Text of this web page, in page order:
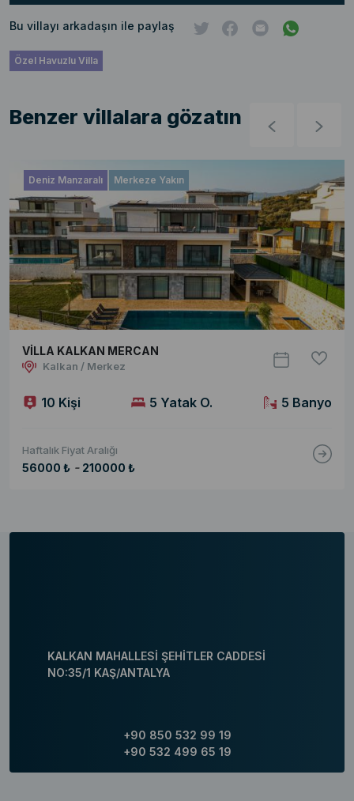
Bu villayı arkadaşın ile paylaş
Özel Havuzlu Villa
Benzer villalara gözatın
Deniz Manzaralı Merkeze Yakın
VİLLA KALKAN MERCAN
Kalkan / Merkez
10 Kişi 5 Yatak O. 5 Banyo
Haftalık Fiyat Aralığı
56000 ₺ - 210000 ₺
KALKAN MAHALLESİ ŞEHİTLER CADDESİ
NO:35/1 KAŞ/ANTALYA
+90 850 532 99 19
+90 532 499 65 19